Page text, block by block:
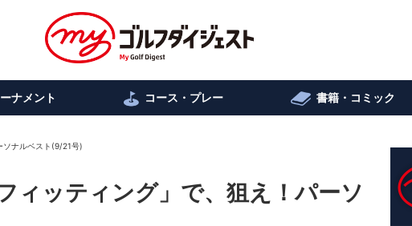
ナメント コース・プレー 書籍・コミック
ソナルベスト(9/21号)
ィッティング」で、狙え！パーソ